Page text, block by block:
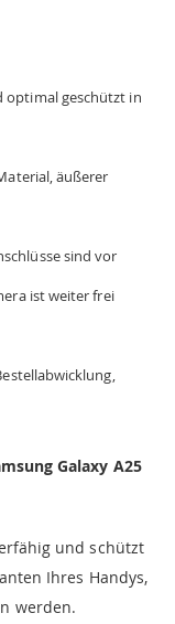
optimal geschützt in
äußerer
sind vor
ist weiter frei
Galaxy A25
und schützt
Ihres Handys,
werden.